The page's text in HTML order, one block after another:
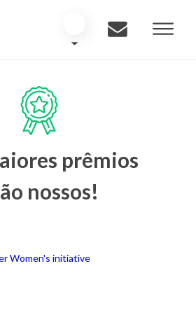
prêmios
nossos!